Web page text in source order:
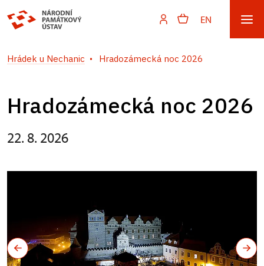
EN
Hrádek u Nechanic Hradozámecká noc 2026
Hradozámecká noc 2026
22. 8. 2026